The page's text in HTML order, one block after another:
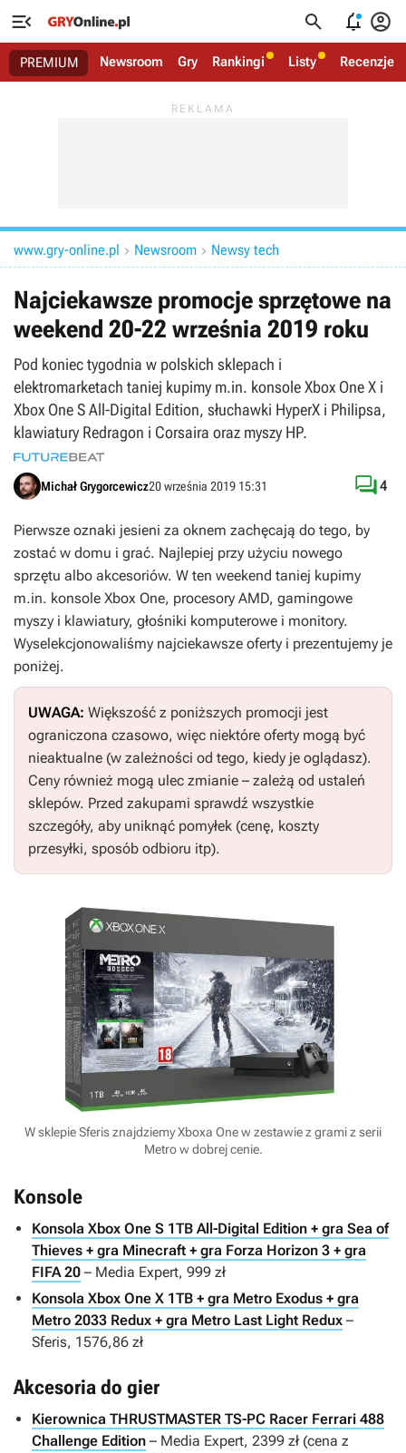
   
PREMIUM Newsroom Gry Rankingi Listy Recenzje
www.gry-online.pl  Newsroom  Newsy tech
Najciekawsze promocje sprzętowe na
weekend 20-22 września 2019 roku
Pod koniec tygodnia w polskich sklepach i
elektromarketach taniej kupimy m.in. konsole Xbox One X i
Xbox One S All-Digital Edition, słuchawki HyperX i Philipsa,
klawiatury Redragon i Corsaira oraz myszy HP.
Michał Grygorcewicz20 września 2019 15:31 4
Pierwsze oznaki jesieni za oknem zachęcają do tego, by
zostać w domu i grać. Najlepiej przy użyciu nowego
sprzętu albo akcesoriów. W ten weekend taniej kupimy
m.in. konsole Xbox One, procesory AMD, gamingowe
myszy i klawiatury, głośniki komputerowe i monitory.
Wyselekcjonowaliśmy najciekawsze oferty i prezentujemy je
poniżej.
UWAGA: Większość z poniższych promocji jest
ograniczona czasowo, więc niektóre oferty mogą być
nieaktualne (w zależności od tego, kiedy je oglądasz).
Ceny również mogą ulec zmianie – zależą od ustaleń
sklepów. Przed zakupami sprawdź wszystkie
szczegóły, aby uniknąć pomyłek (cenę, koszty
przesyłki, sposób odbioru itp).
W sklepie Sferis znajdziemy Xboxa One w zestawie z grami z serii
Metro w dobrej cenie.
Konsole
Konsola Xbox One S 1TB All-Digital Edition + gra Sea of
Thieves + gra Minecraft + gra Forza Horizon 3 + gra
FIFA 20 – Media Expert, 999 zł
Konsola Xbox One X 1TB + gra Metro Exodus + gra
Metro 2033 Redux + gra Metro Last Light Redux –
Sferis, 1576,86 zł
Akcesoria do gier
Kierownica THRUSTMASTER TS-PC Racer Ferrari 488
Challenge Edition – Media Expert, 2399 zł (cena z